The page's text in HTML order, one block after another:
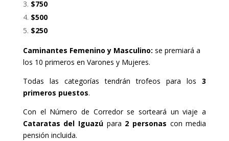
$750
$500
$250
Caminantes Femenino y Masculino: se premiará a
los 10 primeros en Varones y Mujeres.
Todas las categorías tendrán trofeos para los3
primeros puestos.
Con el Número de Corredor se sorteará un viaje a
Cataratas del Iguazú para 2 personas con media
pensión incluida.